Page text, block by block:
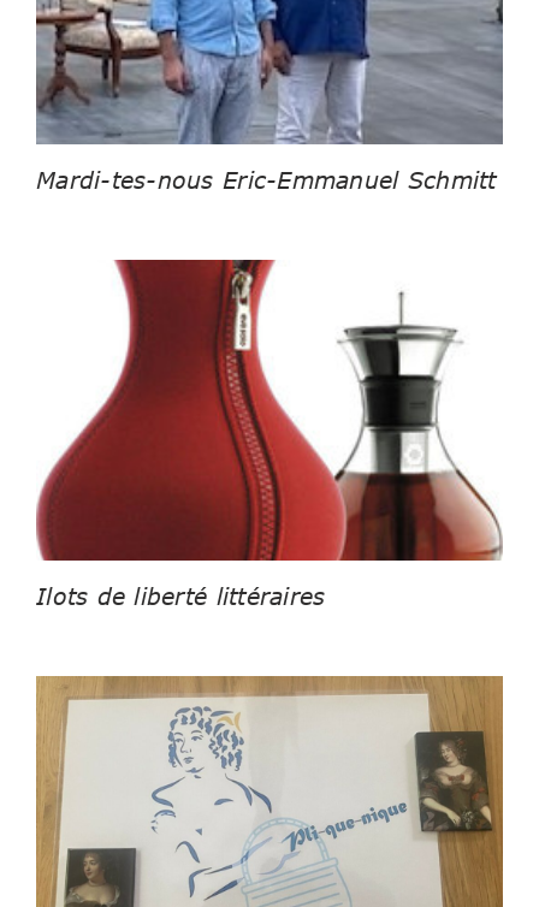
Mardi-tes-nous Eric-Emmanuel Schmitt
Ilots de liberté littéraires